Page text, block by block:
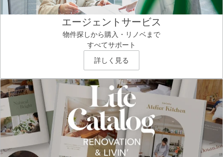
エージェントサービス
物件探しから購入・リノベまで
すべてサポート
詳しく見る